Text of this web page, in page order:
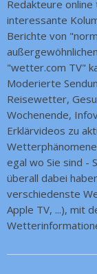
Redakteure
interessante
Berichte von
"wetter.com TV"
Moderierte
Reisewetter,
Wochenende,
Erklärvideos zu
egal wo Sie sind -
überall dabei
verschiedenste
Apple TV, ...), mit